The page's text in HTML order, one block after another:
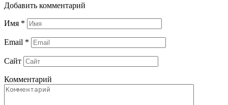
Добавить комментарий
Имя *
Email *
Сайт
Комментарий